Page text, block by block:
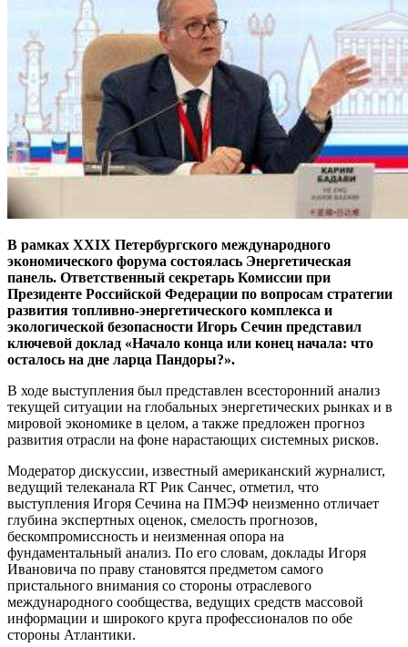
В рамках XXIX Петербургского международного
экономического форума состоялась Энергетическая
панель. Ответственный секретарь Комиссии при
Президенте Российской Федерации по вопросам стратегии
развития топливно-энергетического комплекса и
экологической безопасности Игорь Сечин представил
ключевой доклад «Начало конца или конец начала: что
осталось на дне ларца Пандоры?».
В ходе выступления был представлен всесторонний анализ
текущей ситуации на глобальных энергетических рынках и в
мировой экономике в целом, а также предложен прогноз
развития отрасли на фоне нарастающих системных рисков.
Модератор дискуссии, известный американский журналист,
ведущий телеканала RT Рик Санчес, отметил, что
выступления Игоря Сечина на ПМЭФ неизменно отличает
глубина экспертных оценок, смелость прогнозов,
бескомпромиссность и неизменная опора на
фундаментальный анализ. По его словам, доклады Игоря
Ивановича по праву становятся предметом самого
пристального внимания со стороны отраслевого
международного сообщества, ведущих средств массовой
информации и широкого круга профессионалов по обе
стороны Атлантики.